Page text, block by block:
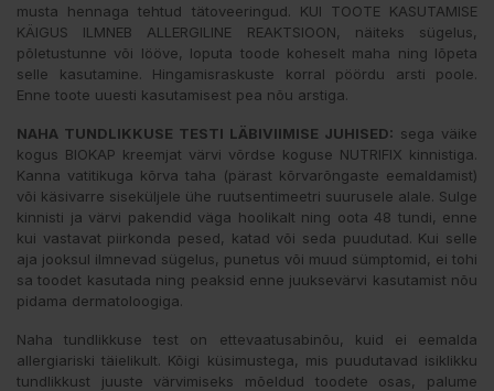
musta hennaga tehtud tätoveeringud. KUI TOOTE KASUTAMISE
KÄIGUS ILMNEB ALLERGILINE REAKTSIOON, näiteks sügelus,
põletustunne või lööve, loputa toode koheselt maha ning lõpeta
selle kasutamine. Hingamisraskuste korral pöördu arsti poole.
Enne toote uuesti kasutamisest pea nõu arstiga.
NAHA TUNDLIKKUSE TESTI LÄBIVIIMISE JUHISED: sega väike
kogus BIOKAP kreemjat värvi võrdse koguse NUTRIFIX kinnistiga.
Kanna vatitikuga kõrva taha (pärast kõrvarõngaste eemaldamist)
või käsivarre siseküljele ühe ruutsentimeetri suurusele alale. Sulge
kinnisti ja värvi pakendid väga hoolikalt ning oota 48 tundi, enne
kui vastavat piirkonda pesed, katad või seda puudutad. Kui selle
aja jooksul ilmnevad sügelus, punetus või muud sümptomid, ei tohi
sa toodet kasutada ning peaksid enne juuksevärvi kasutamist nõu
pidama dermatoloogiga.
Naha tundlikkuse test on ettevaatusabinõu, kuid ei eemalda
allergiariski täielikult. Kõigi küsimustega, mis puudutavad isiklikku
tundlikkust juuste värvimiseks mõeldud toodete osas, palume